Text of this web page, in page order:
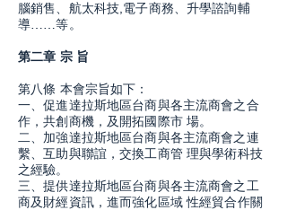
腦銷售、航太科技,電子商務、升學諮詢輔
導……等。
第二章 宗 旨
第八條 本會宗旨如下：
一、促進達拉斯地區台商與各主流商會之合
作，共創商機，及開拓國際市 場。
二、加強達拉斯地區台商與各主流商會之連
繫、互助與聯誼，交換工商管 理與學術科技
之經驗。
三、提供達拉斯地區台商與各主流商會之工
商及財經資訊，進而強化區域 性經貿合作關